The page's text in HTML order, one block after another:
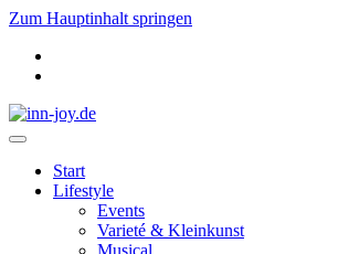
Zum Hauptinhalt springen
Start
Lifestyle
Events
Varieté & Kleinkunst
Musical